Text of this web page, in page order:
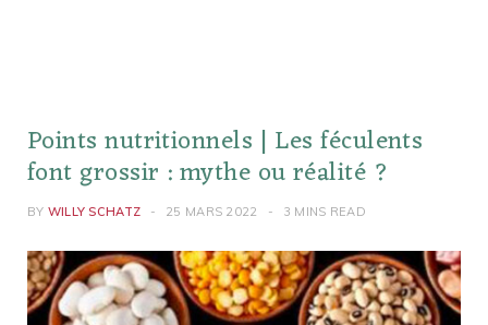
Points nutritionnels | Les féculents
font grossir : mythe ou réalité ?
BY WILLY SCHATZ 25 MARS 2022 3 MINS READ